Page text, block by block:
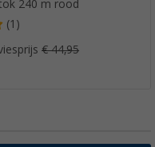
240 m rood
(1)
€ 44,95